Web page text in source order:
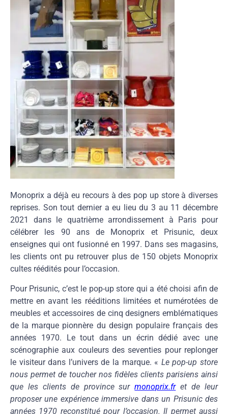
Monoprix a déjà eu recours à des pop up store à diverses
reprises. Son tout dernier a eu lieu du 3 au 11 décembre
2021 dans le quatrième arrondissement à Paris pour
célébrer les 90 ans de Monoprix et Prisunic, deux
enseignes qui ont fusionné en 1997. Dans ses magasins,
les clients ont pu retrouver plus de 150 objets Monoprix
cultes réédités pour l’occasion.
Pour Prisunic, c’est le pop-up store qui a été choisi afin de
mettre en avant les rééditions limitées et numérotées de
meubles et accessoires de cinq designers emblématiques
de la marque pionnère du design populaire français des
années 1970. Le tout dans un écrin dédié avec une
scénographie aux couleurs des seventies pour replonger
le visiteur dans l’univers de la marque. « Le pop-up store
nous permet de toucher nos fidèles clients parisiens ainsi
que les clients de province surmonoprix.fret de leur
proposer une expérience immersive dans un Prisunic des
années 1970 reconstitué pour l’occasion. Il permet aussi